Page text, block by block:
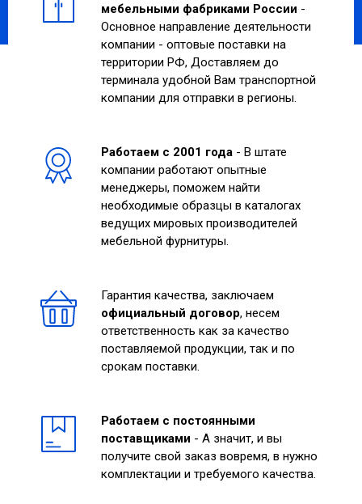
мебельными фабриками России -
Основное направление деятельности
компании - оптовые поставки на
территории РФ, Доставляем до
терминала удобной Вам транспортной
компании для отправки в регионы.
Работаем с 2001 года - В штате
компании работают опытные
менеджеры, поможем найти
необходимые образцы в каталогах
ведущих мировых производителей
мебельной фурнитуры.
Гарантия качества, заключаем
официальный договор, несем
ответственность как за качество
поставляемой продукции, так и по
срокам поставки.
Работаем с постоянными
поставщиками - А значит, и вы
получите свой заказ вовремя, в нужно
комплектации и требуемого качества.